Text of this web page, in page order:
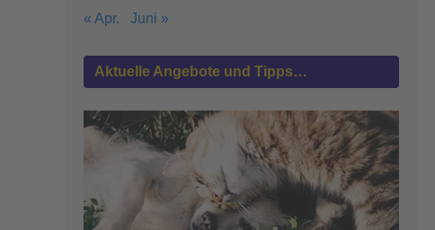
« Apr. Juni »
Aktuelle Angebote und Tipps…